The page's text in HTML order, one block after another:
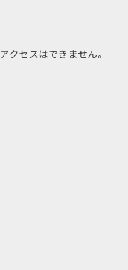
クセスはできません。